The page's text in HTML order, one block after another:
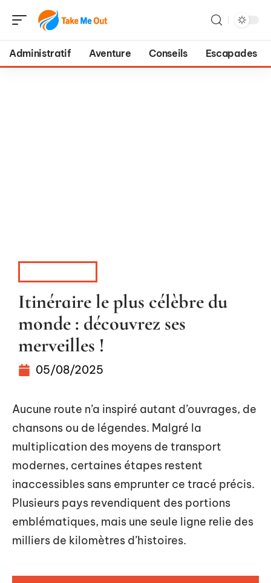
Administratif Aventure Conseils Escapades
Itinéraire le plus célèbre du
monde : découvrez ses
merveilles !
05/08/2025
Aucune route n’a inspiré autant d’ouvrages, de
chansons ou de légendes. Malgré la
multiplication des moyens de transport
modernes, certaines étapes restent
inaccessibles sans emprunter ce tracé précis.
Plusieurs pays revendiquent des portions
emblématiques, mais une seule ligne relie des
milliers de kilomètres d’histoires.